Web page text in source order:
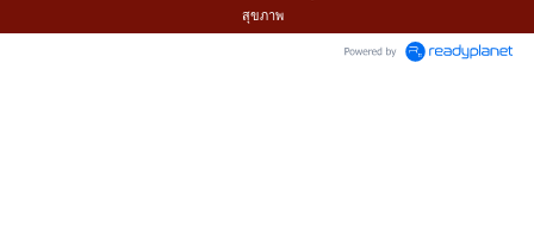
สุขภาพ